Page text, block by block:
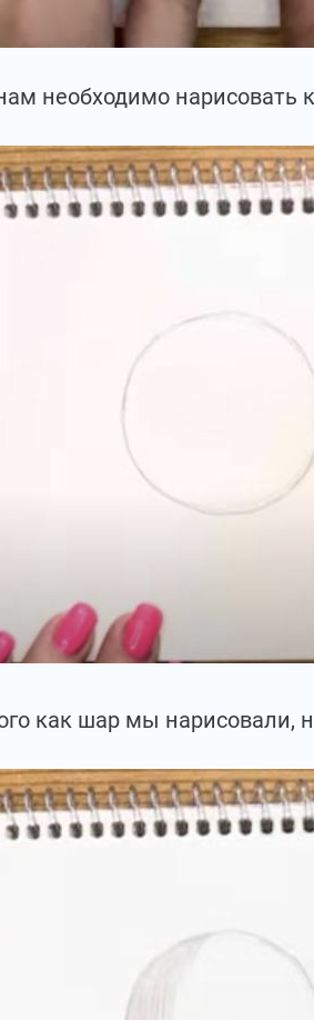
необходимо нарисовать
как шар мы нарисовали,